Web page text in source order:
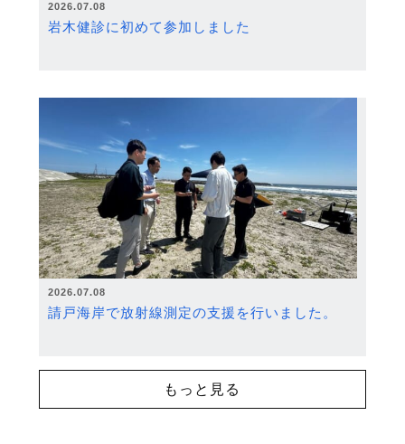
2026.07.08
岩木健診に初めて参加しました
2026.07.08
請戸海岸で放射線測定の支援を行いました。
もっと見る